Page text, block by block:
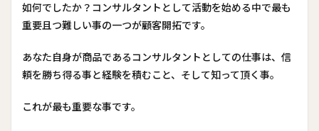
如何でしたか？コンサルタントとして活動を始める中で最も
重要且つ難しい事の一つが顧客開拓です。
あなた自身が商品であるコンサルタントとしての仕事は、信
頼を勝ち得る事と経験を積むこと、そして知って頂く事。
これが最も重要な事です。